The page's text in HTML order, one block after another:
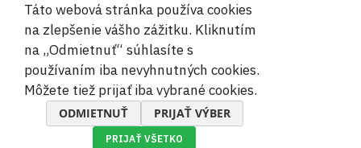
© 2019-2026 Megamix s.r.o.
Táto webová stránka používa cookies
na zlepšenie vášho zážitku. Kliknutím
na „Odmietnuť“ súhlasíte s
používaním iba nevyhnutných cookies.
Môžete tiež prijať iba vybrané cookies.
ODMIETNUŤ PRIJAŤ VÝBER
PRIJAŤ VŠETKO